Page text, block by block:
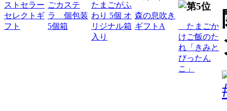
ストセラー
セレクトギ
フト
ごカステ
ラ 個包装
5個箱
たまごがふ
わり 5個 オ
リジナル箱
入り
森の息吹き
ギフトA
たまごか
けご飯のた
れ「きみと
ぴったん
こ」